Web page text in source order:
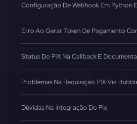
Configuração De Webhook Em Python
Erro Ao Gerar Token De Pagamento
Status Do PIX Na Callback E
Problemas Na Requisição PIX Via
Dúvidas Na Integração Do Pix